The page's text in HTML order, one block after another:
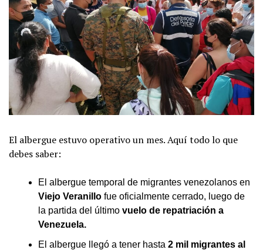
El albergue estuvo operativo un mes. Aquí todo lo que
debes saber:
El albergue temporal de migrantes venezolanos en
Viejo Veranillo fue oficialmente cerrado, luego de
la partida del último vuelo de repatriación a
Venezuela.
El albergue llegó a tener hasta 2 mil migrantes al